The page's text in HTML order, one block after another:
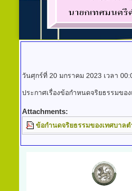
วันศุกร์ที่ 20 มกราคม 2023 เวลา
ประกาศเรื่องข้อกำหนดจริยธรรมขอ
Attachments:
ข้อกำนดจริยธรรมของเทศบาล